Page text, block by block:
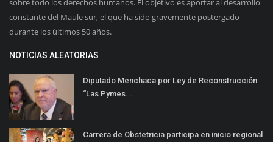
sobre todo los derechos humanos. El objetivo es aportar al desarrollo
constante del Maule sur, el que ha sido gravemente postergado
durante los últimos 50 años.
NOTICIAS ALEATORIAS
Diputado Menchaca por Ley de Reconstrucción:
“Las Pymes...
Carrera de Obstetricia participa en inicio regional